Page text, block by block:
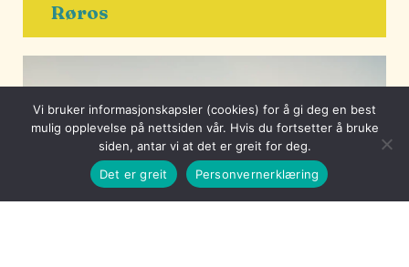
Røros
Vi bruker informasjonskapsler (cookies) for å gi deg en best
mulig opplevelse på nettsiden vår. Hvis du fortsetter å bruke
siden, antar vi at det er greit for deg.
Det er greit
Personvernerklæring